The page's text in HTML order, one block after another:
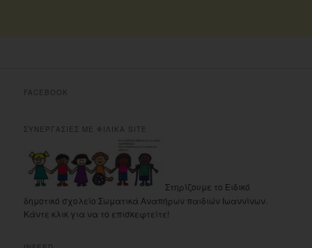
FACEBOOK
ΣΥΝΕΡΓΑΣΙΕΣ ΜΕ ΦΙΛΙΚΑ SITE
Στηρίζουμε το Ειδικό
δημοτικό σχολείο Σωματικά Αναπήρων παιδιών Ιωαννίνων.
Κάντε κλικ για να το επισκεφτείτε!